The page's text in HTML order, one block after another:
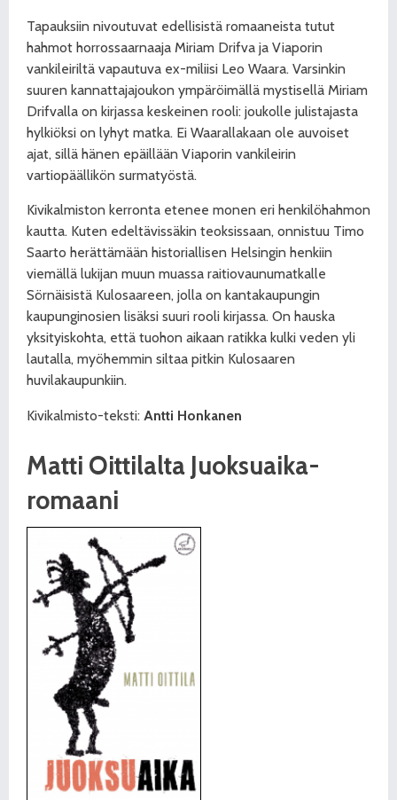
Tapauksiin nivoutuvat edellisistä romaaneista tutut
hahmot horrossaarnaaja Miriam Drifva ja Viaporin
vankileiriltä vapautuva ex-miliisi Leo Waara. Varsinkin
suuren kannattajajoukon ympäröimällä mystisellä Miriam
Drifvalla on kirjassa keskeinen rooli: joukolle julistajasta
hylkiöksi on lyhyt matka. Ei Waarallakaan ole auvoiset
ajat, sillä hänen epäillään Viaporin vankileirin
vartiopäällikön surmatyöstä.
Kivikalmiston kerronta etenee monen eri henkilöhahmon
kautta. Kuten edeltävissäkin teoksissaan, onnistuu Timo
Saarto herättämään historiallisen Helsingin henkiin
viemällä lukijan muun muassa raitiovaunumatkalle
Sörnäisistä Kulosaareen, jolla on kantakaupungin
kaupunginosien lisäksi suuri rooli kirjassa. On hauska
yksityiskohta, että tuohon aikaan ratikka kulki veden yli
lautalla, myöhemmin siltaa pitkin Kulosaaren
huvilakaupunkiin.
Kivikalmisto-teksti: Antti Honkanen
Matti Oittilalta Juoksuaika-
romaani